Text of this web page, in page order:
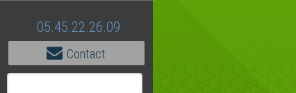
05.45.22.26.09
Contact